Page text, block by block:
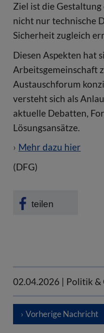
Ziel ist die
nicht nur technische
Sicherheit zugleich
Diesen Aspekten hat
Arbeitsgemeinschaft
Austauschforum
versteht sich als
aktuelle Debatten,
Lösungsansätze.
Mehr dazu hier
(DFG)
teilen
02.04.2026 | Politik &
Vorherige Nachricht